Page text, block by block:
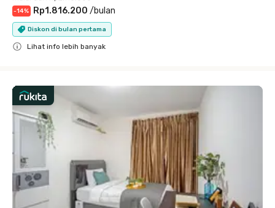
-14% Rp1.816.200 /bulan
Diskon di bulan pertama
Lihat info lebih banyak